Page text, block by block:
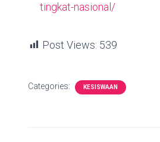
tingkat-nasional/
Post Views: 539
Categories: KESISWAAN